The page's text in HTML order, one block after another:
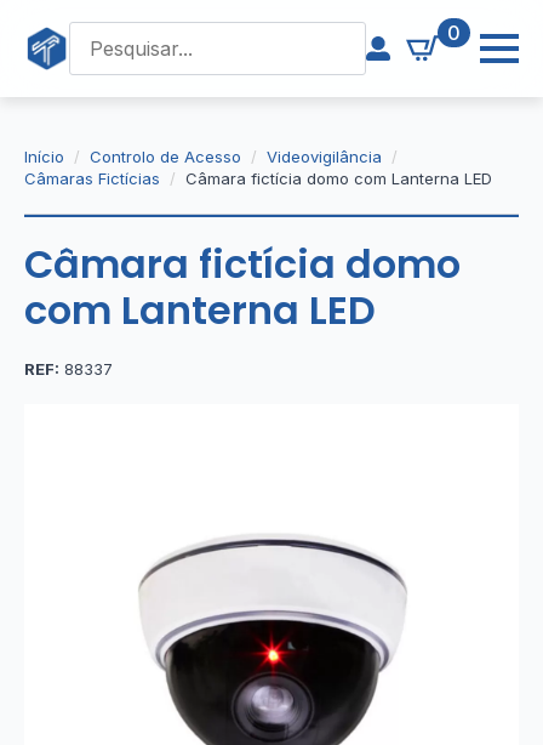
0
Início Controlo de Acesso
Videovigilância
Câmaras Fictícias
Câmara fictícia domo com Lanterna LED
Câmara fictícia domo
com Lanterna LED
REF: 88337